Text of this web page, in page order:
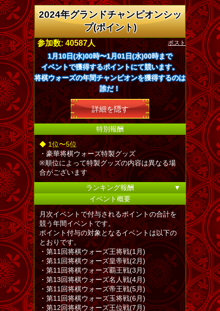
2024年グランドチャンピオンシッ
プ(ポイント)
ポスト
参加数: 40587人
1月10日(水)00時〜1月01日(水)00時まで
イベントで獲得するポイントにて競います。
将棋ウォーズの年間チャンピオンを獲得するのは
誰だ！
詳細を隠す
特別報酬
◆ 1位〜5位
・豪華将棋ウォーズ特製グッズ
※順位によって特製グッズの内容は異なる場
合がございます
ランキング報酬
▼
イベント概要
月次イベントで付与されるポイントの合計を
競う年間イベントです。
ポイント付与の対象となるイベントは以下の
とおりです。
・第11回将棋ウォーズ王将戦(1月)
・第11回将棋ウォーズ皇帝戦(2月)
・第11回将棋ウォーズ覇王戦(3月)
・第13回将棋ウォーズ名人戦(4月)
・第11回将棋ウォーズ帝王戦(5月)
・第11回将棋ウォーズ玉将戦(6月)
・第12回将棋ウォーズ王位戦(7月)